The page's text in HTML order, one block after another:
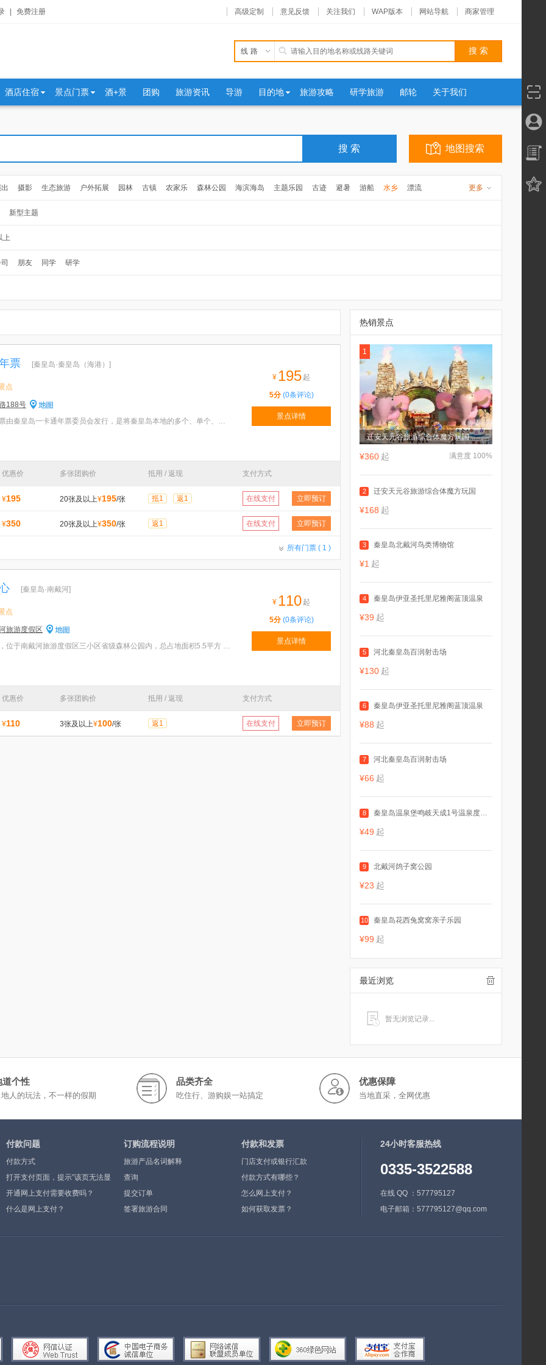
免费注册 高级定制 意见反馈 关注我们 WAP版本 网站导航 商家管理
线路
酒店住宿 景点门票 酒+景 团购 旅游资讯 导游 目的地 旅游攻略 研学旅游 邮轮 关于我们
地图搜索
摄影 生态旅游 户外拓展 园林 古镇 农家乐 森林公园 海滨海岛 主题乐园 古迹 避暑 游船 水乡 漂流 更多
新型主题
上
朋友 同学 研学
票 [秦皇岛·秦皇岛（海港）]
点
188号
特色：秦皇岛一卡通旅游年票由秦皇岛一卡通年票委员会发行，是将秦皇岛本地的多个、单个、区域性组合旅
¥ 195 起
5分(0条评论)
景点详情
优惠价 多张团购价 抵用 / 返现 支付方式
¥195 20张及以上¥195/张 抵1 返1 在线支付 立即预订
¥350 20张及以上¥350/张 返1 在线支付 立即预订
所有门票 ( 1 )
[秦皇岛·南戴河]
点
旅游度假区
特色：南戴河国际娱乐中心，位于南戴河旅游度假区三小区省级森林公园内，总占地面积5.5平方 公里，是一
¥ 110 起
5分(0条评论)
景点详情
优惠价 多张团购价 抵用 / 返现 支付方式
¥110 3张及以上¥100/张 返1 在线支付 立即预订
热销景点
1
迁安天元谷旅游综合体魔方玩国
满意度 100%
¥360 起
2 迁安天元谷旅游综合体魔方玩国
¥168 起
3 秦皇岛北戴河鸟类博物馆
¥1 起
4 秦皇岛伊亚圣托里尼雅阁蓝顶温泉
¥39 起
5 河北秦皇岛百润射击场
¥130 起
6 秦皇岛伊亚圣托里尼雅阁蓝顶温泉
¥88 起
7 河北秦皇岛百润射击场
¥66 起
8 秦皇岛温泉堡鸣岐天成1号温泉度假村
¥49 起
9 北戴河鸽子窝公园
¥23 起
10 秦皇岛花西兔窝窝亲子乐园
¥99 起
最近浏览
暂无浏览记录...
道个性
人的玩法，不一样的假期
品类齐全
吃住行、游购娱一站搞定
优惠保障
当地直采，全网优惠
付款问题
付款方式
打开支付页面，提示”该页无法显
示”或空白页，可能是什么原因？
开通网上支付需要收费吗？
什么是网上支付？
订购流程说明
旅游产品名词解释
查询
提交订单
签署旅游合同
付款和发票
门店支付或银行汇款
付款方式有哪些？
怎么网上支付？
如何获取发票？
24小时客服热线
0335-3522588
在线 QQ ：577795127
电子邮箱：577795127@qq.com